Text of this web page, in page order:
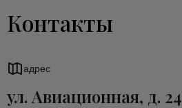
Контакты
адрес
ул. Авиационная, д. 24